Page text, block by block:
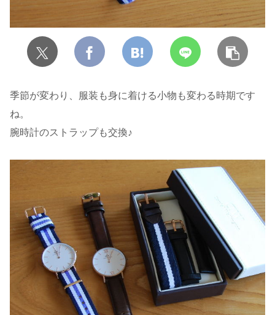
季節が変わり、服装も身に着ける小物も変わる時期です
ね。
腕時計のストラップも交換♪